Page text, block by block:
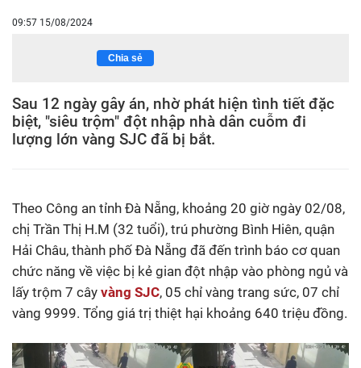
09:57 15/08/2024
Chia sẻ
Sau 12 ngày gây án, nhờ phát hiện tình tiết đặc
biệt, "siêu trộm" đột nhập nhà dân cuỗm đi
lượng lớn vàng SJC đã bị bắt.
Theo Công an tỉnh Đà Nẵng, khoảng 20 giờ ngày 02/08,
chị Trần Thị H.M (32 tuổi), trú phường Bình Hiên, quận
Hải Châu, thành phố Đà Nẵng đã đến trình báo cơ quan
chức năng về việc bị kẻ gian đột nhập vào phòng ngủ và
lấy trộm 7 cây vàng SJC, 05 chỉ vàng trang sức, 07 chỉ
vàng 9999. Tổng giá trị thiệt hại khoảng 640 triệu đồng.